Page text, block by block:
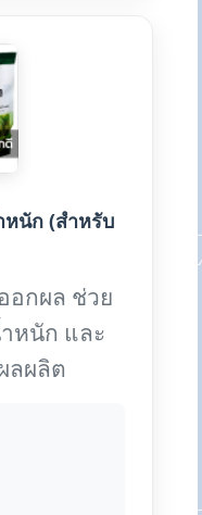
หนัก (สำหรับ
อกผล ช่วย
หนัก และ
ลผลิต